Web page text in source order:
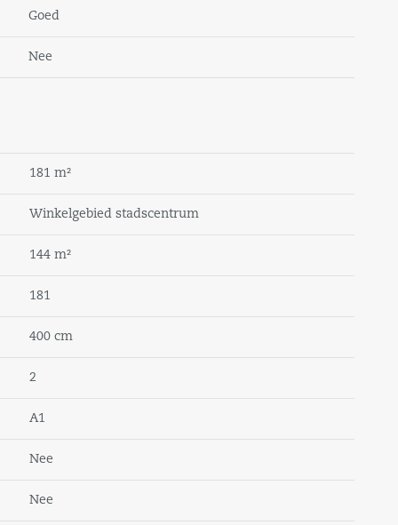
Goed
Nee
181 m²
Winkelgebied stadscentrum
144 m²
181
400 cm
2
A1
Nee
Nee